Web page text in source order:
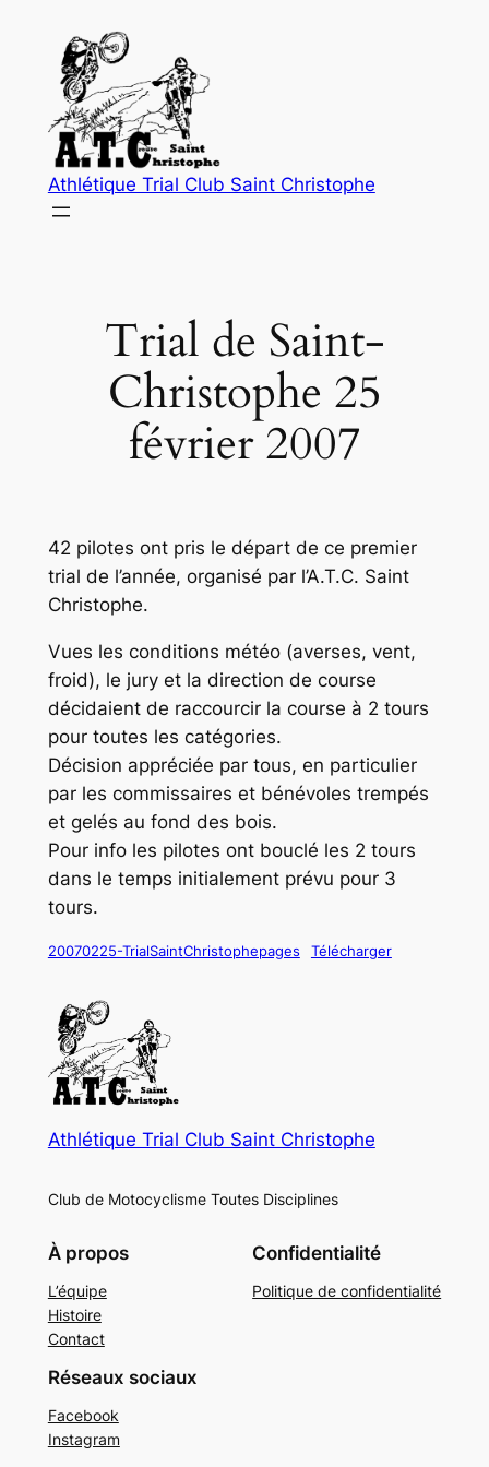
contenu
Athlétique Trial Club Saint Christophe
Trial de Saint-
Christophe 25
février 2007
42 pilotes ont pris le départ de ce premier
trial de l’année, organisé par l’A.T.C. Saint
Christophe.
Vues les conditions météo (averses, vent,
froid), le jury et la direction de course
décidaient de raccourcir la course à 2 tours
pour toutes les catégories.
Décision appréciée par tous, en particulier
par les commissaires et bénévoles trempés
et gelés au fond des bois.
Pour info les pilotes ont bouclé les 2 tours
dans le temps initialement prévu pour 3
tours.
20070225-TrialSaintChristophepages Télécharger
Athlétique Trial Club Saint Christophe
Club de Motocyclisme Toutes Disciplines
À propos
L’équipe
Histoire
Contact
Confidentialité
Politique de confidentialité
Réseaux sociaux
Facebook
Instagram